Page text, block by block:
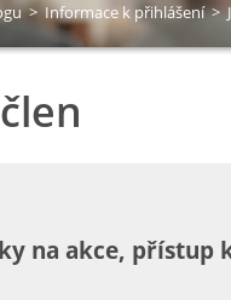
> Informace k přihlášení >
na akce, přístup